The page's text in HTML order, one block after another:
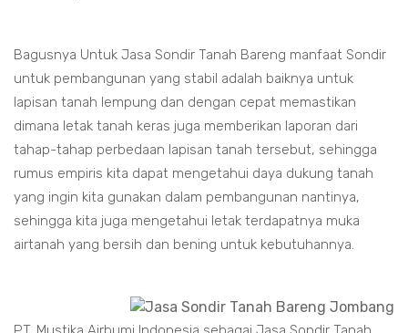
Bagusnya Untuk Jasa Sondir Tanah Bareng manfaat Sondir
untuk pembangunan yang stabil adalah baiknya untuk
lapisan tanah lempung dan dengan cepat memastikan
dimana letak tanah keras juga memberikan laporan dari
tahap-tahap perbedaan lapisan tanah tersebut, sehingga
rumus empiris kita dapat mengetahui daya dukung tanah
yang ingin kita gunakan dalam pembangunan nantinya,
sehingga kita juga mengetahui letak terdapatnya muka
airtanah yang bersih dan bening untuk kebutuhannya.